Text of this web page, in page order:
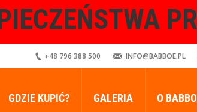
+48 796 388 500 INFO@BABBOE.PL
GDZIE KUPIĆ? GALERIA O